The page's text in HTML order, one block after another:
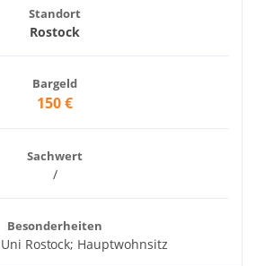
Standort
Rostock
Bargeld
150 €
Sachwert
/
Besonderheiten
Rostock; Hauptwohnsitz